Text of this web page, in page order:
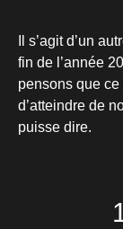
Il s’agit d’un
fin de l’année
pensons que ce
d’atteindre de
puisse dire.